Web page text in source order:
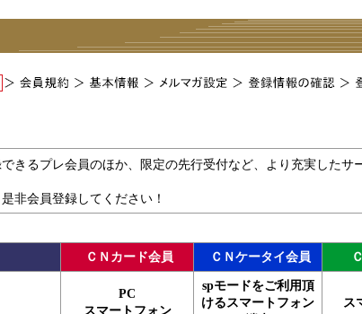
きるプレ会員のほか、限定の先行受付など、より充実したサ
非会員登録してください！
ＣＮカード会員 ＣＮケータイ会員
PC
スマートフォン
spモードをご利用頂
けるスマートフォン
ス